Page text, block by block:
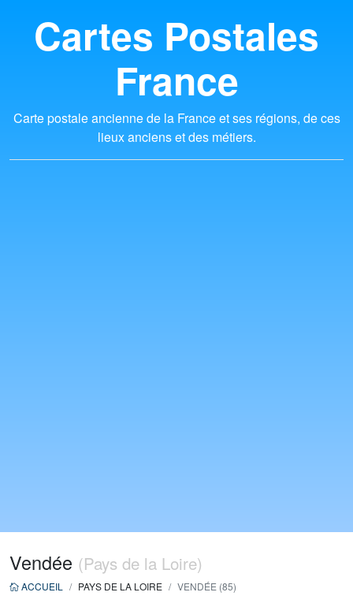
Cartes Postales
France
Carte postale ancienne de la France et ses régions, de ces
lieux anciens et des métiers.
Vendée (Pays de la Loire)
ACCUEIL PAYS DE LA LOIRE VENDÉE (85)